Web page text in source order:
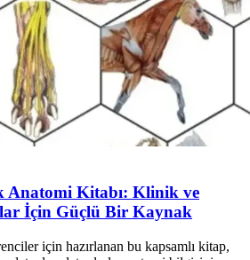
Anatomi Kitabı: Klinik ve
İçin Güçlü Bir Kaynak
için hazırlanan bu kapsamlı kitap,